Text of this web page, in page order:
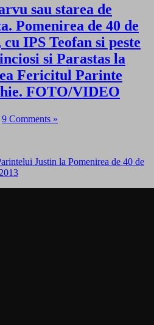
sau starea de
Pomenirea de 40 de
IPS Teofan si peste
si Parastas la
Fericitul Parinte
FOTO/VIDEO
9 Comments »